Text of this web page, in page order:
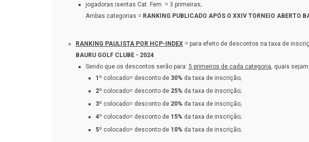
jogadoras isentas Cat. Fem = 3 primeiras;
Ambas categorias = RANKING PUBLICADO APÓS O XXIV TORNEIO ABERTO
RANKING PAULISTA POR HCP-INDEX= para efeito de descontos na taxa de
BAURU GOLF CLUBE - 2024
Sendo que os descontos serão para: 5 primeiros de cada categoria, quais sejam:
1º colocado= desconto de 30% da taxa de inscrição;
2º colocado= desconto de 25% da taxa de inscrição;
3º colocado= desconto de 20% da taxa de inscrição;
4º colocado= desconto de 15% da taxa de inscrição;
5º colocado= desconto de 10% da taxa de inscrição;